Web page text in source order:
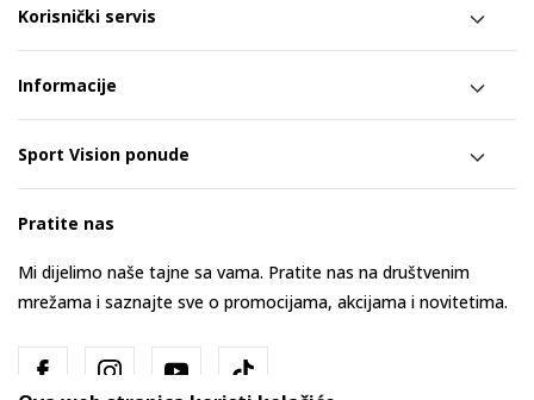
Korisnički servis
Informacije
Sport Vision ponude
Pratite nas
Mi dijelimo naše tajne sa vama. Pratite nas na društvenim
mrežama i saznajte sve o promocijama, akcijama i novitetima.